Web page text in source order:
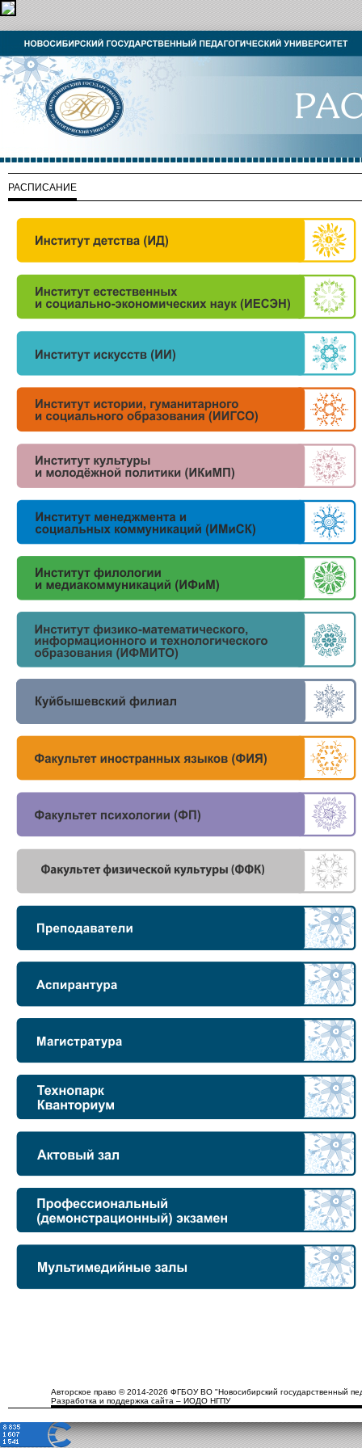
РАСПИСАНИЕ
Авторское право © 2014-2026 ФГБОУ ВО "Новосибирский государственный
Разработка и поддержка сайта – ИОДО НГПУ